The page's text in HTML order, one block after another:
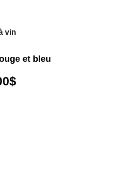
vin
et bleu
$